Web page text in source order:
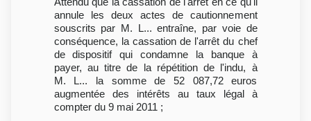
annule les deux actes de cautionnement
souscrits par M. L... entraîne, par voie de
conséquence, la cassation de l'arrêt du chef
de dispositif qui condamne la banque à
payer, au titre de la répétition de l'indu, à
M. L... la somme de 52 087,72 euros
augmentée des intérêts au taux légal à
compter du 9 mai 2011 ;